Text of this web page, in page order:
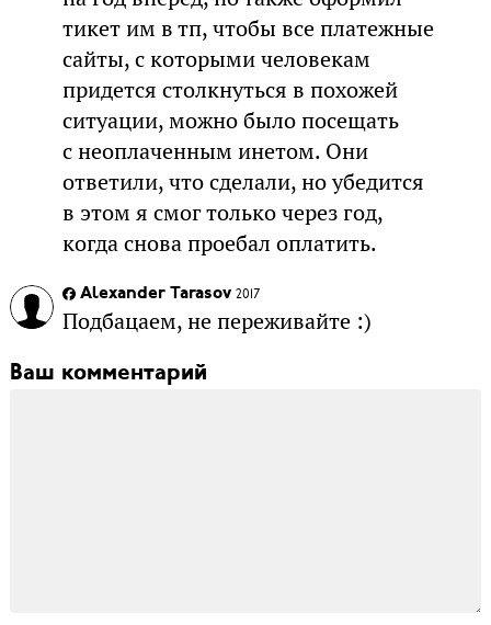
тикет им в тп, чтобы все платежные
сайты, с которыми человекам
придется столкнуться в похожей
ситуации, можно было посещать
с неоплаченным инетом. Они
ответили, что сделали, но убедится
в этом я смог только через год,
когда снова проебал оплатить.
Alexander Tarasov 2017
Подбацаем, не переживайте :)
Ваш комментарий